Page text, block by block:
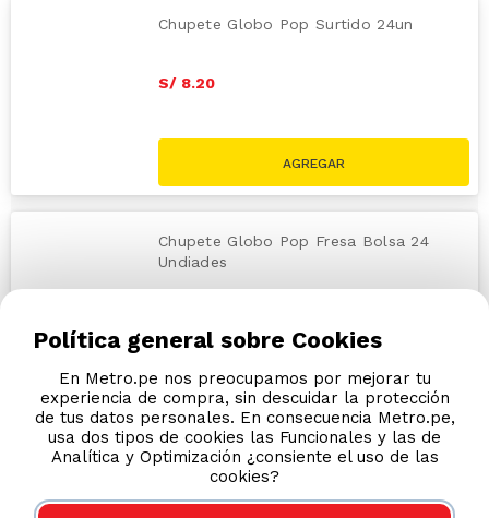
Chupete Globo Pop Surtido 24un
S/ 8.20
Chupete Globo Pop Fresa Bolsa 24
Undiades
Política general sobre Cookies
En Metro.pe nos preocupamos por mejorar tu
experiencia de compra, sin descuidar la protección
de tus datos personales. En consecuencia Metro.pe,
usa dos tipos de cookies las Funcionales y las de
Analítica y Optimización ¿consiente el uso de las
cookies?